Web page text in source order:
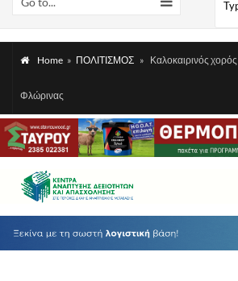
Home » ΠΟΛΙΤΙΣΜΟΣ » Καλοκαιρινός
Φλώρινας